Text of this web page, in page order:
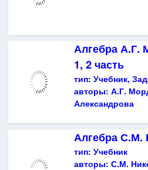
Алгебра А.Г.
1, 2 часть
тип: Учебник,
авторы: А.Г.
Александрова
Алгебра С.М.
тип: Учебник
авторы: С.М.